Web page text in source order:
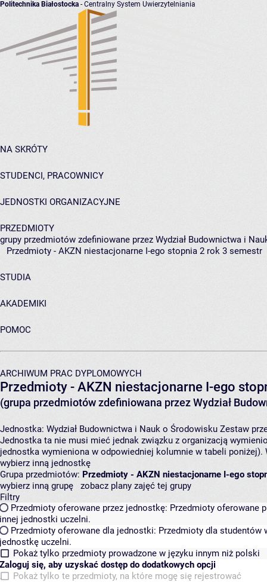
Politechnika Białostocka - Centralny System Uwierzytelniania
NA SKRÓTY
STUDENCI, PRACOWNICY
JEDNOSTKI ORGANIZACYJNE
PRZEDMIOTY
grupy przedmiotów zdefiniowane przez Wydział Budownictwa i
Przedmioty - AKZN niestacjonarne I-ego stopnia 2 rok 3 semestr
STUDIA
AKADEMIKI
POMOC
ARCHIWUM PRAC DYPLOMOWYCH
Przedmioty - AKZN niestacjonarne I-ego
(grupa przedmiotów zdefiniowana przez Wydział
Jednostka: Wydział Budownictwa i Nauk o Środowisku Zestaw
Jednostka ta nie musi mieć jednak związku z organizacją
jednostka wymieniona w odpowiedniej kolumnie w tabeli
wybierz inną jednostkę
Grupa przedmiotów: Przedmioty - AKZN niestacjonarne I-ego
wybierz inną grupę
zobacz plany zajęć tej grupy
Filtry
Przedmioty oferowane przez jednostkę: Przedmioty oferowane
innej jednostki uczelni.
Przedmioty oferowane dla jednostki: Przedmioty dla studentów
jednostkę uczelni.
Pokaż tylko przedmioty prowadzone w języku innym niż polski
Zaloguj się, aby uzyskać dostęp do dodatkowych opcji
Pokaż tylko te przedmioty, na które mogę się rejestrować